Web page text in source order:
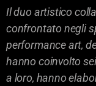
Il duo artistico
confrontato negli
performance art,
hanno coinvolto
a loro, hanno